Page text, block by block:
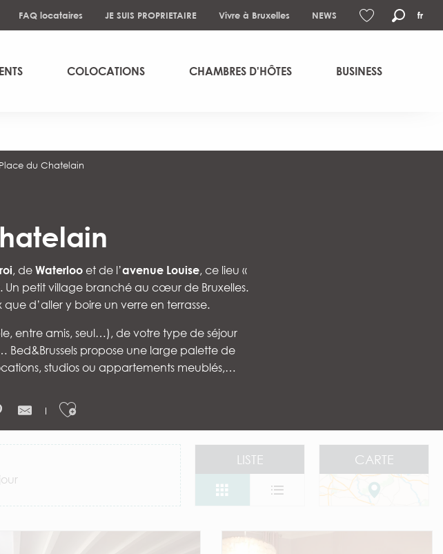
fr
FAQ locataires JE SUIS PROPRIETAIRE Vivre à Bruxelles NEWS
COLOCATIONS CHAMBRES D'HÔTES BUSINESS
Place du Chatelain
, de Waterloo et de l’avenue Louise, ce lieu «
Un petit village branché au cœur de Bruxelles.
d’aller y boire un verre en terrasse.
entre amis, seul…), de votre type de séjour
propose une large palette de
studios ou appartements meublés,…
Ajouter aux favoris
LISTE CARTE